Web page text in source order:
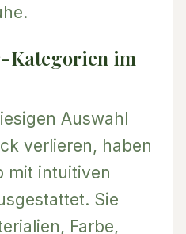
Kategorien im
Auswahl
verlieren, haben
mit intuitiven
Sie
Farbe,